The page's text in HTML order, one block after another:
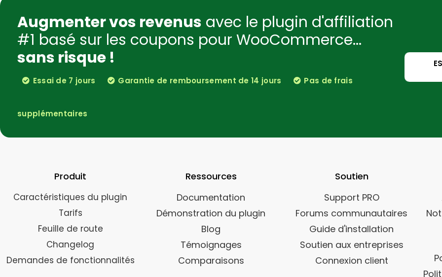
Augmenter vos revenus avec le plugin d'affiliation
#1 basé sur les coupons pour WooCommerce...
sans risque !
Essai de 7 jours Garantie de remboursement de 14 jours Pas de frais
supplémentaires
Produit
Caractéristiques du plugin
Tarifs
Feuille de route
Changelog
Demandes de fonctionnalités
Ressources
Documentation
Démonstration du plugin
Blog
Témoignages
Comparaisons
Soutien
Support PRO
Forums communautaires
Guide d'installation
Soutien aux entreprises
Connexion client